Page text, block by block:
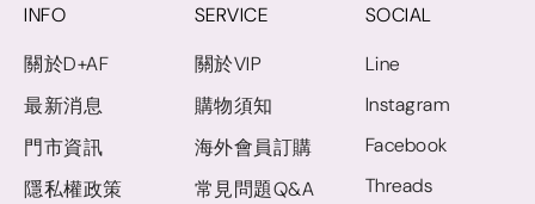
INFO
關於D+AF
最新消息
門市資訊
隱私權政策
SERVICE
關於VIP
購物須知
海外會員訂購
常見問題Q&A
SOCIAL
Line
Instagram
Facebook
Threads